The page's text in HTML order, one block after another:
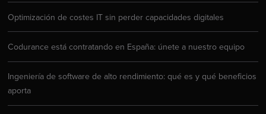
Optimización de costes IT sin perder capacidades digitales
Codurance está contratando en España: únete a nuestro equipo
Ingeniería de software de alto rendimiento: qué es y qué beneficios
aporta